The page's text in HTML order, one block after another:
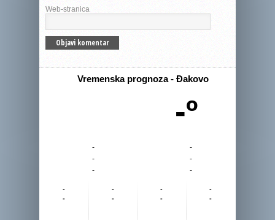
Web-stranica
Vremenska prognoza - Đakovo
-º
-
-
-
-
-
-
-
-
-
-
-
-
-
-